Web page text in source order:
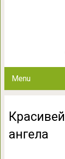
Menu
ангела